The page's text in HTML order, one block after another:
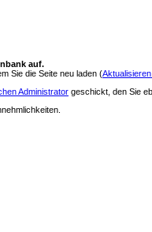
auf.
Sie die Seite neu laden (
Administrator geschickt, den Sie